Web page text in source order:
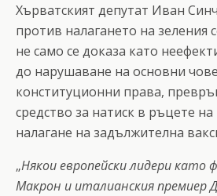
Хърватският депутат Иван
против налагането на зеления
не само се доказа като
до нарушаване на основни
конституционни права,
средство за натиск в ръцете на
налагане на задължителна
„Някои европейски лидери като
Макрон и италианския премиер